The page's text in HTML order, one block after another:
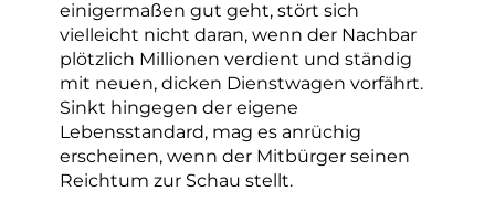
einigermaßen gut geht, stört sich
vielleicht nicht daran, wenn der Nachbar
plötzlich Millionen verdient und ständig
mit neuen, dicken Dienstwagen vorfährt.
Sinkt hingegen der eigene
Lebensstandard, mag es anrüchig
erscheinen, wenn der Mitbürger seinen
Reichtum zur Schau stellt.